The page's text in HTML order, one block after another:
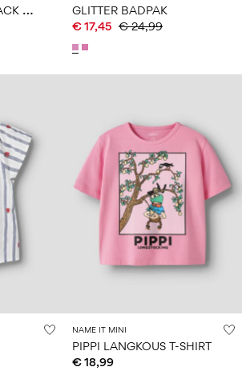
G
ERUITE CROSS-BACK BIKINI
GLITTER BADPAK
€ 17,45 € 24,99
NAME IT MINI
PIPPI LANGKOUS T-SHIRT
€ 18,99